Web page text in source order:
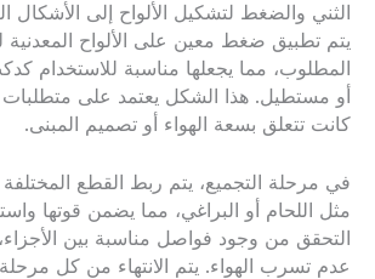
الثني والضغط لتشكيل الألواح إلى الأشكال
يتم تطبيق ضغط معين على الألواح المعدنية
المطلوب، مما يجعلها مناسبة للاستخدام
أو مستطيل. هذا الشكل يعتمد على متطلبات
كانت تتعلق بسعة الهواء أو تصميم المبنى.
في مرحلة التجميع، يتم ربط القطع
مثل اللحام أو البراغي، مما يضمن قوتها
التحقق من وجود فواصل مناسبة بين
عدم تسرب الهواء. يتم الانتهاء من كل